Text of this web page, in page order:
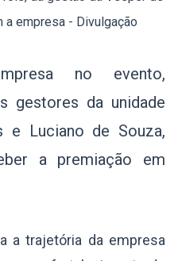
a empresa - Divulgação
no evento,
gestores da unidade
e Luciano de Souza,
a premiação em
a trajetória da empresa